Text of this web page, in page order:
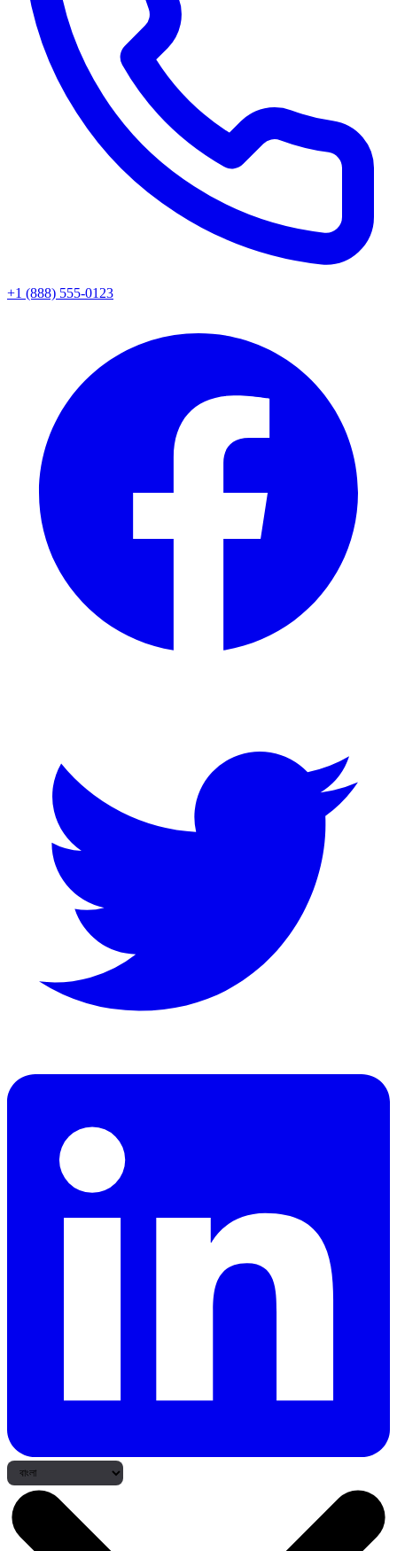
+1 (888) 555-0123